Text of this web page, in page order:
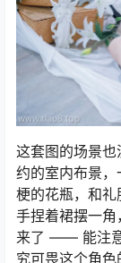
这套图的场景
约的室内布景
梗的花瓶，和
手捏着裙摆一
来了 —— 能注
究可畏这个角色